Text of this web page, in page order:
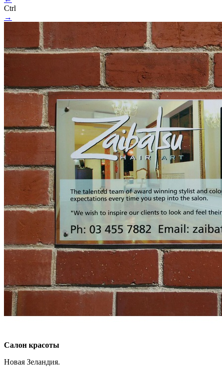
Ctrl
→
Салон красоты
Новая Зеландия.